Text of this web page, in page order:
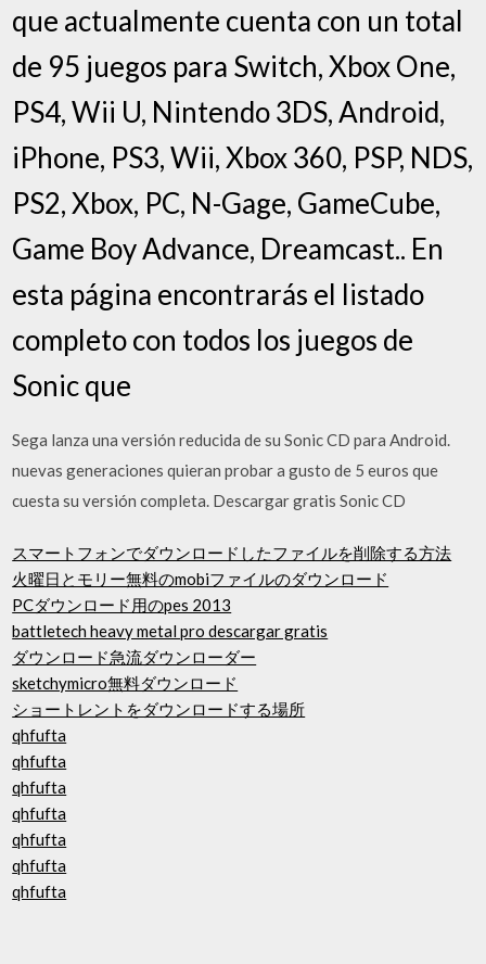
que actualmente cuenta con un total
de 95 juegos para Switch, Xbox One,
PS4, Wii U, Nintendo 3DS, Android,
iPhone, PS3, Wii, Xbox 360, PSP, NDS,
PS2, Xbox, PC, N-Gage, GameCube,
Game Boy Advance, Dreamcast.. En
esta página encontrarás el listado
completo con todos los juegos de
Sonic que
Sega lanza una versión reducida de su Sonic CD para Android.
nuevas generaciones quieran probar a gusto de 5 euros que
cuesta su versión completa. Descargar gratis Sonic CD
スマートフォンでダウンロードしたファイルを削除する方法
火曜日とモリー無料のmobiファイルのダウンロード
PCダウンロード用のpes 2013
battletech heavy metal pro descargar gratis
ダウンロード急流ダウンローダー
sketchymicro無料ダウンロード
ショートレントをダウンロードする場所
qhfufta
qhfufta
qhfufta
qhfufta
qhfufta
qhfufta
qhfufta